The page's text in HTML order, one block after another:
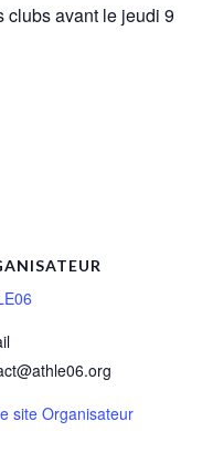
clubs avant le jeudi 9
site Organisateur